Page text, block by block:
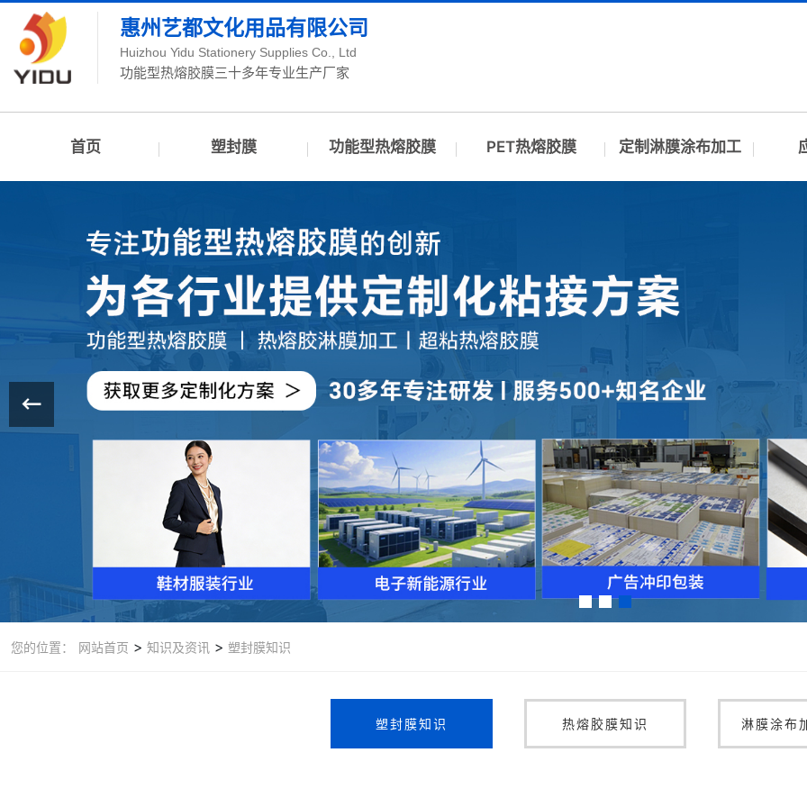
惠州艺都文化用品有限公司
Huizhou Yidu Stationery Supplies Co., Ltd
功能型热熔胶膜三十多年专业生产厂家
首页 塑封膜 功能型热熔胶膜 PET热熔胶膜 定制淋膜涂布加工
您的位置： 网站首页 > 知识及资讯 > 塑封膜知识
塑封膜知识 热熔胶膜知识 淋膜涂布